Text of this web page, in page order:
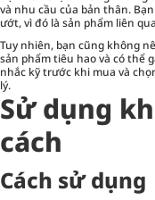
và nhu cầu của bản thân.
ướt, vì đó là sản phẩm liên
Tuy nhiên, bạn cũng không
sản phẩm tiêu hao và có thể
nhắc kỹ trước khi mua và
lý.
Sử dụng
cách
Cách sử dụng